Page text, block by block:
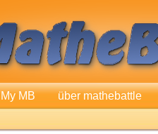
My MB über mathebattle